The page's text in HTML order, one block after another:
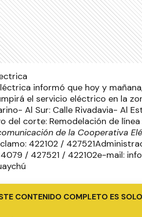
informó que hoy y
el servicio eléctrico en la
Al Sur: Calle Rivadavia- Al
del corte: Remodelación de línea
de la Cooperativa
422102 /
/ 427521 / 422102e-mail:
CONTENIDO COMPLETO ES